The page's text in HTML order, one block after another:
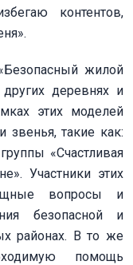
контентов,
жилой
деревнях и
этих моделей
такие как:
«Счастливая
Участники этих
вопросы и
безопасной и
районах. В то же
помощь